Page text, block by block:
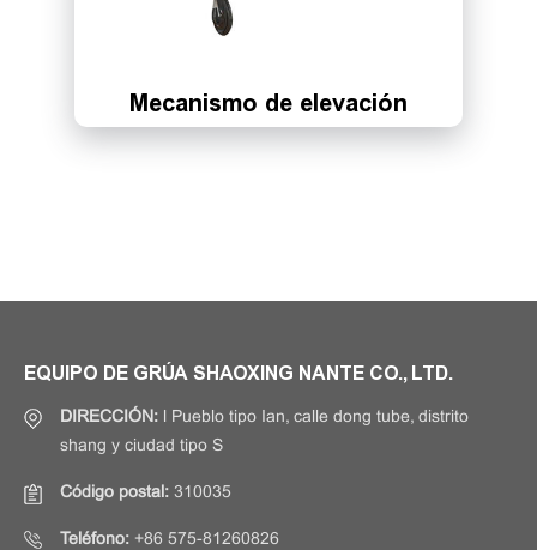
Mecanismo de elevación
EQUIPO DE GRÚA SHAOXING NANTE CO., LTD.
DIRECCIÓN:
l Pueblo tipo Ian, calle dong tube, distrito
shang y ciudad tipo S
Código postal: 310035
Teléfono: +86 575-81260826